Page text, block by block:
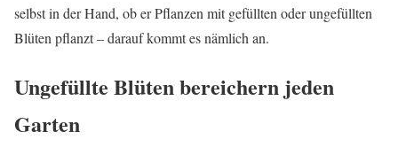
selbst in der Hand, ob er Pflanzen mit gefüllten oder ungefüllten
Blüten pflanzt – darauf kommt es nämlich an.
Ungefüllte Blüten bereichern jeden
Garten